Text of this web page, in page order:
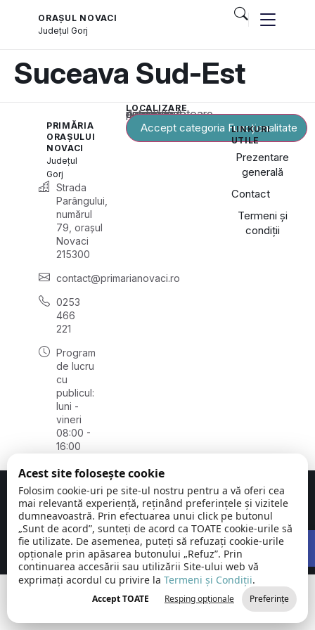
ORAȘUL NOVACI
JudețulGorj
Suceava Sud-Est
PRIMĂRIA
ORAȘULUI
NOVACI
Județul
Gorj
Strada
Parângului,
numărul
79, orașul
Novaci
215300
contact@primarianovaci.ro
0253
466
221
Program
de lucru
cu
publicul:
luni -
vineri
08:00 -
16:00
LOCALIZARE
Acest conținut este blocat până când acceptați categoria corespunzătoare de cookie-uri.
Accept categoria Funcționalitate
LINKURI
UTILE
Prezentare
generală
Contact
Termeni și
condiții
Orașul
Novaci |
Județul Gorj
©
2026
Toate
drepturile
rezervate
Concept realizat deBig Media Relații Publice SRL
Acest site folosește cookie
Folosim cookie-uri pe site-ul nostru pentru a vă oferi cea
mai relevantă experiență, reținând preferințele și vizitele
dumneavoastră. Prin efectuarea unui click pe butonul
„Sunt de acord”, sunteți de acord ca TOATE cookie-urile să
fie utilizate. De asemenea, puteți să refuzați cookie-urile
opționale prin apăsarea butonului „Refuz”. Prin
continuarea accesării sau utilizării Site-ului web vă
exprimați acordul cu privire la Termeni și Condiții.
Accept TOATE Resping opționale Preferințe